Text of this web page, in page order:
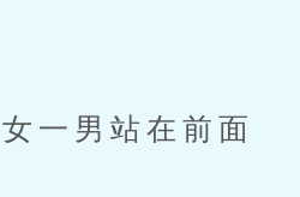
一男站在前面